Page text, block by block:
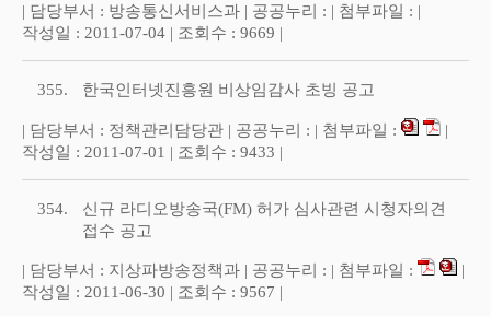
| 담당부서 : 방송통신서비스과 | 공공누리 : | 첨부파일 : |
작성일 : 2011-07-04 | 조회수 : 9669 |
355. 한국인터넷진흥원 비상임감사 초빙 공고
| 담당부서 : 정책관리담당관 | 공공누리 : | 첨부파일 :
|
작성일 : 2011-07-01 | 조회수 : 9433 |
354.
신규 라디오방송국(FM) 허가 심사관련 시청자의견
접수 공고
| 담당부서 : 지상파방송정책과 | 공공누리 : | 첨부파일 :
|
작성일 : 2011-06-30 | 조회수 : 9567 |